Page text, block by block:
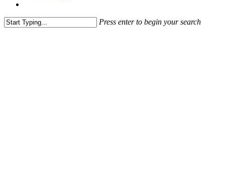
Press enter to begin your search